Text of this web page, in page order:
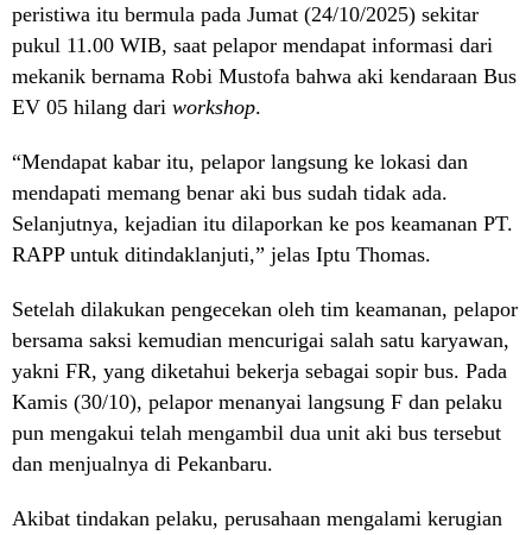
peristiwa itu bermula pada Jumat (24/10/2025) sekitar
pukul 11.00 WIB, saat pelapor mendapat informasi dari
mekanik bernama Robi Mustofa bahwa aki kendaraan Bus
EV 05 hilang dari workshop.
“Mendapat kabar itu, pelapor langsung ke lokasi dan
mendapati memang benar aki bus sudah tidak ada.
Selanjutnya, kejadian itu dilaporkan ke pos keamanan PT.
RAPP untuk ditindaklanjuti,” jelas Iptu Thomas.
Setelah dilakukan pengecekan oleh tim keamanan, pelapor
bersama saksi kemudian mencurigai salah satu karyawan,
yakni FR, yang diketahui bekerja sebagai sopir bus. Pada
Kamis (30/10), pelapor menanyai langsung F dan pelaku
pun mengakui telah mengambil dua unit aki bus tersebut
dan menjualnya di Pekanbaru.
Akibat tindakan pelaku, perusahaan mengalami kerugian